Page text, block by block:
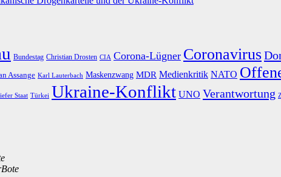
Bundestag Christian Drosten CIA Corona-Lügner Coronavirus
Assange Karl Lauterbach Maskenzwang MDR Medienkritik NATO
Staat Türkei Ukraine-Konflikt UNO Verantwortung